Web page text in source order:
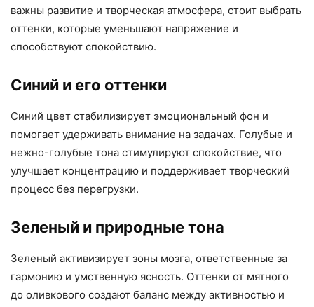
важны развитие и творческая атмосфера, стоит выбрать
оттенки, которые уменьшают напряжение и
способствуют спокойствию.
Синий и его оттенки
Синий цвет стабилизирует эмоциональный фон и
помогает удерживать внимание на задачах. Голубые и
нежно-голубые тона стимулируют спокойствие, что
улучшает концентрацию и поддерживает творческий
процесс без перегрузки.
Зеленый и природные тона
Зеленый активизирует зоны мозга, ответственные за
гармонию и умственную ясность. Оттенки от мятного
до оливкового создают баланс между активностью и